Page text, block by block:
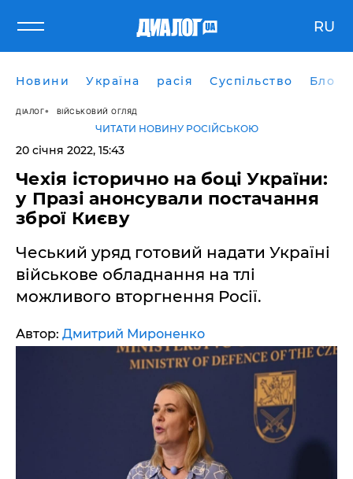
RU
Новини Україна расія Суспільство Блоги
ДІАЛОГ ВІЙСЬКОВИЙ ОГЛЯД
ЧИТАТИ НОВИНУ РОСІЙСЬКОЮ
20 січня 2022, 15:43
Чехія історично на боці України:
у Празі анонсували постачання
зброї Києву
Чеський уряд готовий надати Україні
військове обладнання на тлі
можливого вторгнення Росії.
Автор: Дмитрий Мироненко